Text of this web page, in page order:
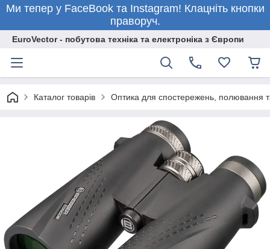
Ми тепер у FaceBook та Instagram! Клацніть кнопки
праворуч.
EuroVector - побутова техніка та електроніка з Європи
Каталог товарів Оптика для спостережень, полювання